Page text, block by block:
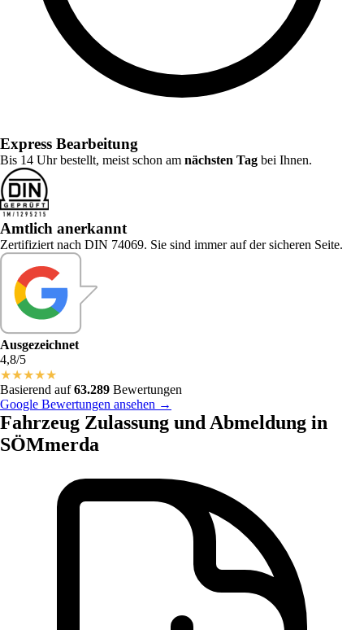
Express Bearbeitung
Bis 14 Uhr bestellt, meist schon am nächsten Tag bei Ihnen.
Amtlich anerkannt
Zertifiziert nach DIN 74069. Sie sind immer auf der sicheren Seite.
Ausgezeichnet
4,8/5
★★★★★
Basierend auf63.289 Bewertungen
Google Bewertungen ansehen →
Fahrzeug Zulassung und Abmeldung in
SÖMmerda